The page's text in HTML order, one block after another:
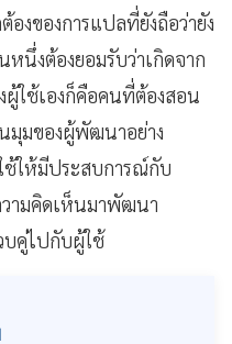
งของการแปลที่ยังถือว่ายัง
หนึ่งต้องยอมรับว่าเกิดจาก
ผู้ใช้เองก็คือคนที่ต้องสอน
นมุมของผู้พัฒนาอย่าง
ช้ให้มีประสบการณ์กับ
ามคิดเห็นมาพัฒนา
บคู่ไปกับผู้ใช้